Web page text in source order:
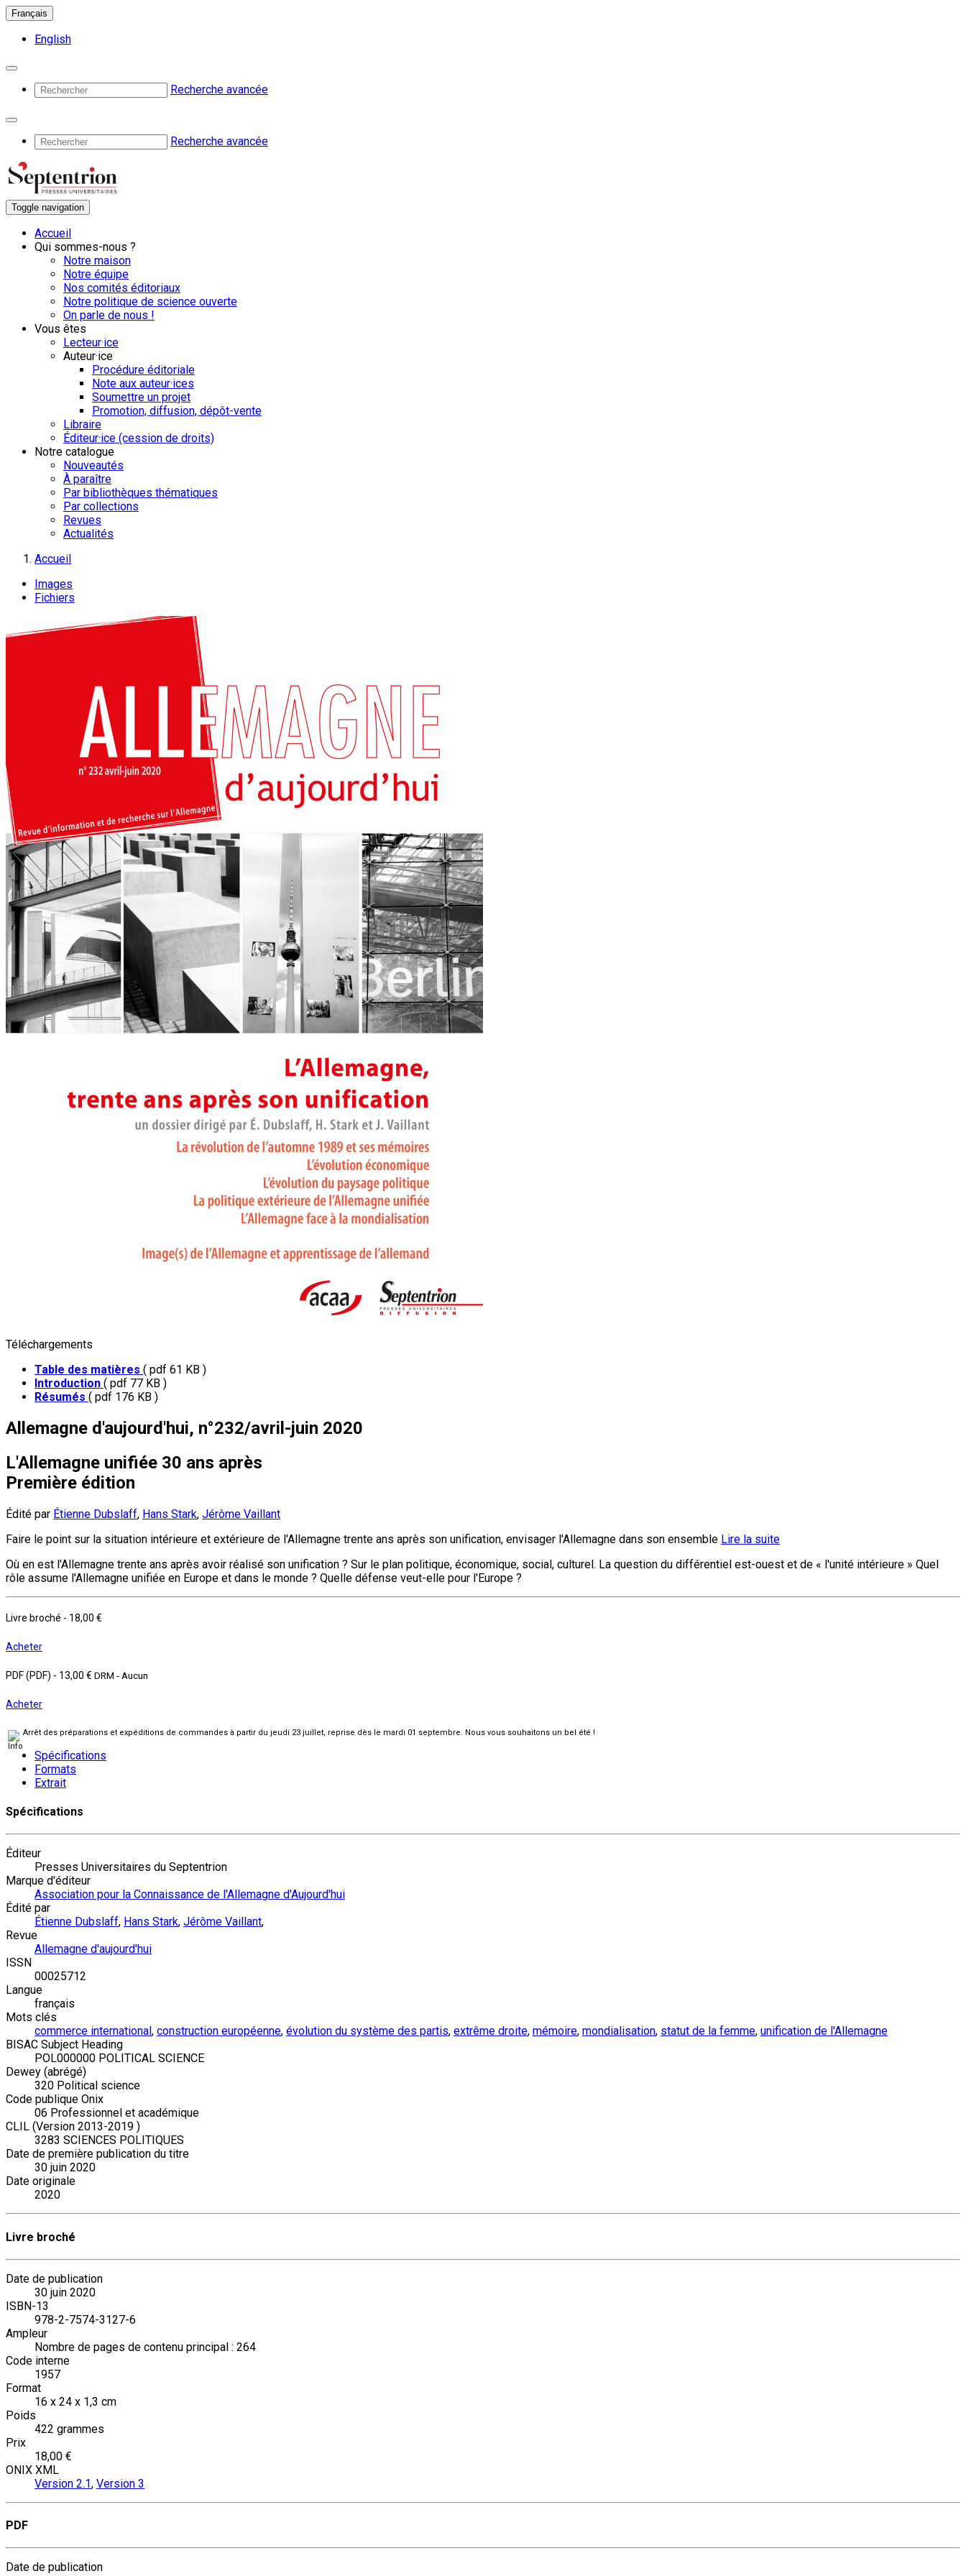
Français
English
Recherche avancée
Recherche avancée
Toggle navigation
Accueil
Qui sommes-nous ?
Notre maison
Notre équipe
Nos comités éditoriaux
Notre politique de science ouverte
On parle de nous !
Vous êtes
Lecteur·ice
Auteur·ice
Procédure éditoriale
Note aux auteur·ices
Soumettre un projet
Promotion, diffusion, dépôt-vente
Libraire
Éditeur·ice (cession de droits)
Notre catalogue
Nouveautés
À paraître
Par bibliothèques thématiques
Par collections
Revues
Actualités
Accueil
Images
Fichiers
Téléchargements
Table des matières ( pdf 61 KB )
Introduction ( pdf 77 KB )
Résumés ( pdf 176 KB )
Allemagne d'aujourd'hui, n°232/avril-juin 2020
L'Allemagne unifiée 30 ans après
Première édition
Édité par Étienne Dubslaff, Hans Stark, Jérôme Vaillant
Faire le point sur la situation intérieure et extérieure de l'Allemagne trente ans après son unification, envisager l'Allemagne dans son ensemble Lire la suite
Où en est l'Allemagne trente ans après avoir réalisé son unification ? Sur le plan politique, économique, social, culturel. La question du différentiel est-ouest et de « l'unité intérieure » Quel
rôle assume l'Allemagne unifiée en Europe et dans le monde ? Quelle défense veut-elle pour l'Europe ?
Livre broché - 18,00 €
Acheter
PDF (PDF) - 13,00 € DRM - Aucun
Acheter
Arrêt des préparations et expéditions de commandes à partir du jeudi 23 juillet, reprise dès le mardi 01 septembre. Nous vous souhaitons un bel été !
Spécifications
Formats
Extrait
Spécifications
Éditeur
Presses Universitaires du Septentrion
Marque d'éditeur
Association pour la Connaissance de l'Allemagne d'Aujourd'hui
Édité par
Étienne Dubslaff, Hans Stark, Jérôme Vaillant,
Revue
Allemagne d'aujourd'hui
ISSN
00025712
Langue
français
Mots clés
commerce international , construction européenne, évolution du système des partis, extrême droite, mémoire, mondialisation, statut de la femme, unification de l'Allemagne
BISAC Subject Heading
POL000000 POLITICAL SCIENCE
Dewey (abrégé)
320 Political science
Code publique Onix
06 Professionnel et académique
CLIL (Version 2013-2019 )
3283 SCIENCES POLITIQUES
Date de première publication du titre
30 juin 2020
Date originale
2020
Livre broché
Date de publication
30 juin 2020
ISBN-13
978-2-7574-3127-6
Ampleur
Nombre de pages de contenu principal : 264
Code interne
1957
Format
16 x 24 x 1,3 cm
Poids
422 grammes
Prix
18,00 €
ONIX XML
Version 2.1, Version 3
PDF
Date de publication